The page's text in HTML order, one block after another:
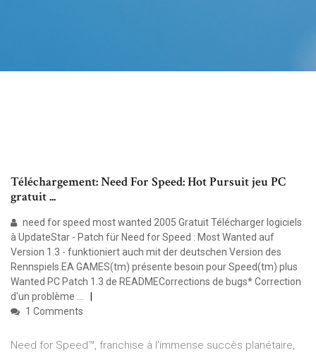
Téléchargement: Need For Speed: Hot Pursuit jeu PC
gratuit ...
need for speed most wanted 2005 Gratuit Télécharger logiciels
à UpdateStar - Patch für Need for Speed : Most Wanted auf
Version 1.3 - funktioniert auch mit der deutschen Version des
Rennspiels.EA GAMES(tm) présente besoin pour Speed(tm) plus
Wanted PC Patch 1.3 de READMECorrections de bugs* Correction
d'un problème …
1 Comments
Need for Speed™, franchise à l'immense succès planétaire,